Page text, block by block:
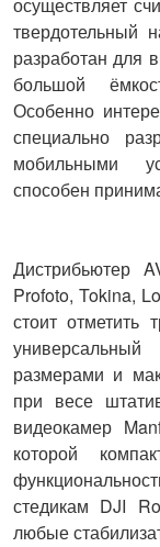
осуществляет
твердотельный
разработан для
большой
Особенно
специально
мобильными
способен
Дистрибьютер
Profoto, Tokina,
стоит отметить
размерами и
при весе
видеокамер
которой
стедикам DJI
любые